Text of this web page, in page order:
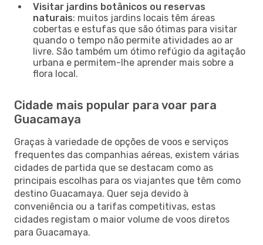
Visitar jardins botânicos ou reservas
naturais: muitos jardins locais têm áreas
cobertas e estufas que são ótimas para visitar
quando o tempo não permite atividades ao ar
livre. São também um ótimo refúgio da agitação
urbana e permitem-lhe aprender mais sobre a
flora local.
Cidade mais popular para voar para
Guacamaya
Graças à variedade de opções de voos e serviços
frequentes das companhias aéreas, existem várias
cidades de partida que se destacam como as
principais escolhas para os viajantes que têm como
destino Guacamaya. Quer seja devido à
conveniência ou a tarifas competitivas, estas
cidades registam o maior volume de voos diretos
para Guacamaya.